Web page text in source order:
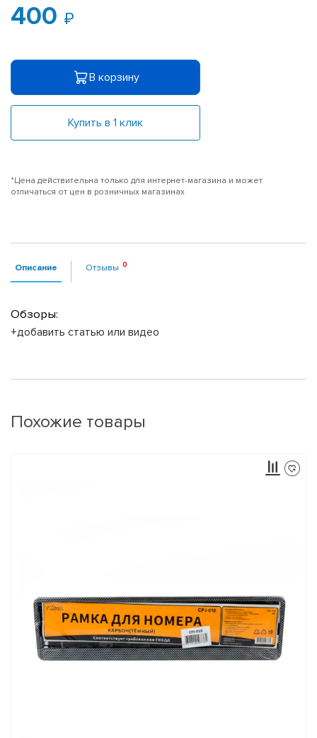
400
В корзину
Купить в 1 клик
*Цена действительна только для интернет-магазина и может
отличаться от цен в розничных магазинах
Описание Отзывы
Обзоры:
+добавить статью или видео
Похожие товары